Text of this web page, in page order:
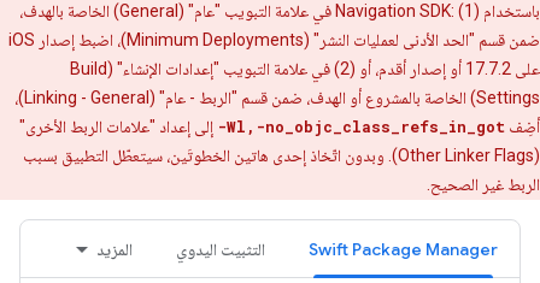
باستخدام Navigation SDK: (1) في علامة التبويب "عام" (General) الخاصة بالهدف،
ضمن قسم "الحد الأدنى لعمليات النشر" (Minimum Deployments)، اضبط إصدار iOS
على 17.7.2 أو إصدار أقدم، أو (2) في علامة التبويب "إعدادات الإنشاء" (Build
Settings) الخاصة بالمشروع أو الهدف، ضمن قسم "الربط - عام" (Linking - General)،
أضِف -Wl,-no_objc_class_refs_in_got إلى إعداد "علامات الربط الأخرى"
(Other Linker Flags). وبدون اتّخاذ إحدى هاتين الخطوتَين، سيتعطّل التطبيق بسبب
الربط غير الصحيح.
Swift Package Manager التثبيت اليدوي المزيد